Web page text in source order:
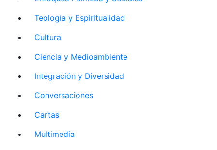
Teología y Espiritualidad
Cultura
Ciencia y Medioambiente
Integración y Diversidad
Conversaciones
Cartas
Multimedia